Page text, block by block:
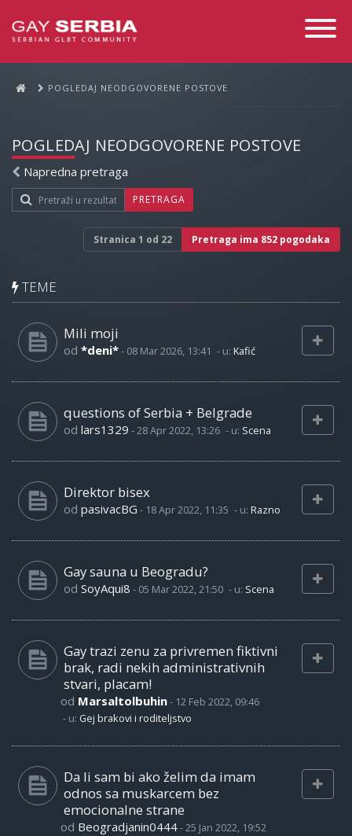
Toggle
POGLEDAJ NEODGOVORENE POSTOVE
POGLEDAJ NEODGOVORENE POSTOVE
Napredna pretraga
PRETRAGA
Stranica 1 od 22 Pretraga ima 852 pogodaka
TEME
Mili moji
od *deni*- 08 Mar 2026, 13:41 - u: Kafić
questions of Serbia + Belgrade
od lars1329 -28 Apr 2022, 13:26 - u: Scena
Direktor bisex
od pasivacBG - 18 Apr 2022, 11:35 - u: Razno
Gay sauna u Beogradu?
od SoyAqui8 - 05 Mar 2022, 21:50 - u: Scena
Gay trazi zenu za privremen fiktivni
brak, radi nekih administrativnih
stvari, placam!
od Marsaltolbuhin- 12 Feb 2022, 09:46
- u: Gej brakovi i roditeljstvo
Da li sam bi ako želim da imam
odnos sa muskarcem bez
emocionalne strane
od Beogradjanin0444-25 Jan 2022, 19:52